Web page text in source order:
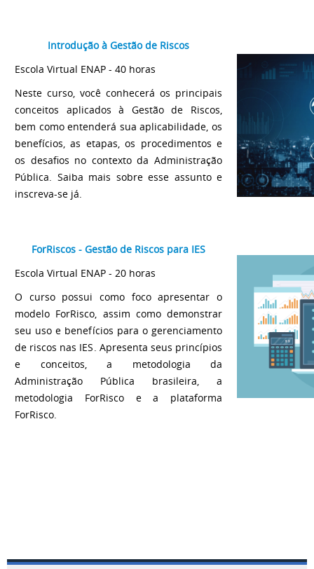
Introdução à Gestão de Riscos
Escola Virtual ENAP - 40 horas
Neste curso, você conhecerá os principais
conceitos aplicados à Gestão de Riscos,
bem como entenderá sua aplicabilidade, os
benefícios, as etapas, os procedimentos e
os desafios no contexto da Administração
Pública. Saiba mais sobre esse assunto e
inscreva-se já.
ForRiscos - Gestão de Riscos para IES
Escola Virtual ENAP - 20 horas
O curso possui como foco apresentar o
modelo ForRisco, assim como demonstrar
seu uso e benefícios para o gerenciamento
de riscos nas IES. Apresenta seus princípios
e conceitos, a metodologia da
Administração Pública brasileira, a
metodologia ForRisco e a plataforma
ForRisco.